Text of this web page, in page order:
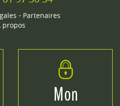
- Partenaires
propos
Mon